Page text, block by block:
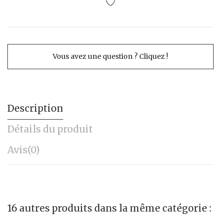
Vous avez une question ? Cliquez !
Description
Détails du produit
Avis(0)
16 autres produits dans la même catégorie :